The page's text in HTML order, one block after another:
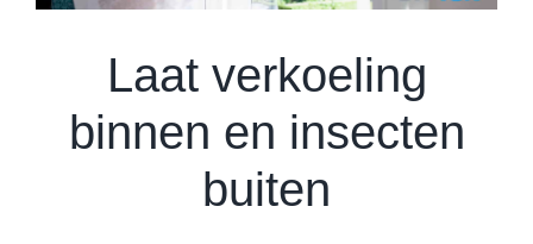
Laat verkoeling
binnen en insecten
buiten